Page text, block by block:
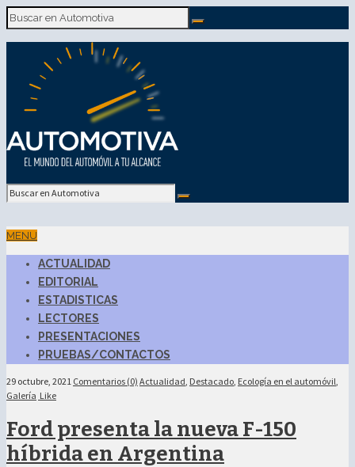
MENU
ACTUALIDAD
EDITORIAL
ESTADISTICAS
LECTORES
PRESENTACIONES
PRUEBAS/CONTACTOS
29 octubre, 2021 Comentarios (0) Actualidad, Destacado, Ecología en el automóvil,
Galería Like
Ford presenta la nueva F-150
híbrida en Argentina